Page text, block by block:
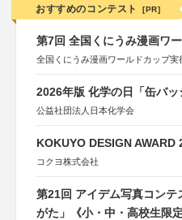
おすすめのコンテスト [PR]
第7回 全国くにうみ漫画ワ
全国くにうみ漫画ワールドカップ実
2026年版 化学の日「缶バ
公益社団法人日本化学会
KOKUYO DESIGN AWARD
コクヨ株式会社
第21回 アイデム写真コンテ
がた」《小・中・高校生限定